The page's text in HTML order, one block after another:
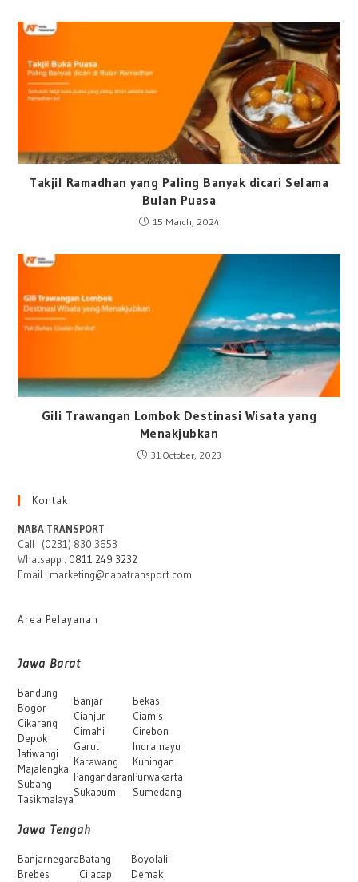
Takjil Ramadhan yang Paling Banyak dicari Selama
Bulan Puasa
15 March, 2024
Gili Trawangan Lombok Destinasi Wisata yang
Menakjubkan
31 October, 2023
Kontak
NABA TRANSPORT
Call : (0231) 830 3653
Whatsapp : 0811 249 3232
Email : marketing@nabatransport.com
Area Pelayanan
Jawa Barat
Bandung
Bogor
Cikarang
Depok
Jatiwangi
Majalengka
Subang
Tasikmalaya
Banjar
Cianjur
Cimahi
Garut
Karawang
Pangandaran
Sukabumi
Bekasi
Ciamis
Cirebon
Indramayu
Kuningan
Purwakarta
Sumedang
Jawa Tengah
Banjarnegara
Brebes
Batang
Cilacap
Boyolali
Demak